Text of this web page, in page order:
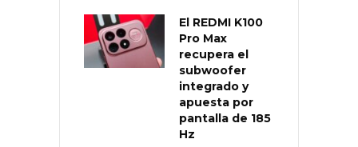
El REDMI K100
Pro Max
recupera el
subwoofer
integrado y
apuesta por
pantalla de 185
Hz